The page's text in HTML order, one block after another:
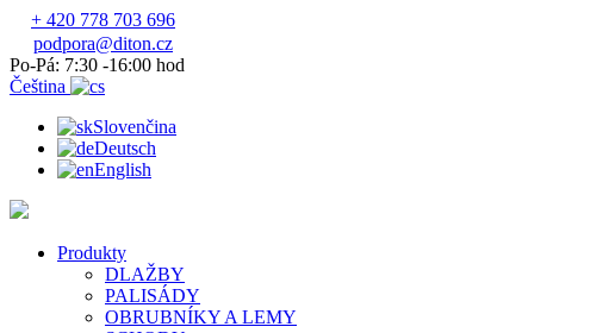
+ 420 778 703 696
podpora@diton.cz
Po-Pá: 7:30 -16:00 hod
Čeština
Slovenčina
Deutsch
English
Produkty
DLAŽBY
PALISÁDY
OBRUBNÍKY A LEMY